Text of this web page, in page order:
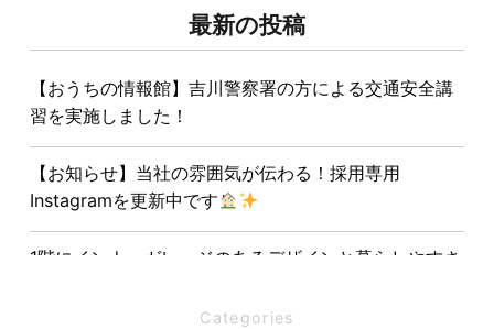
最新の投稿
【おうちの情報館】吉川警察署の方による交通安全講
習を実施しました！
【お知らせ】当社の雰囲気が伝わる！採用専用
Instagramを更新中です
1階にインナーガレージのあるデザインと暮らしやすさ
Categories